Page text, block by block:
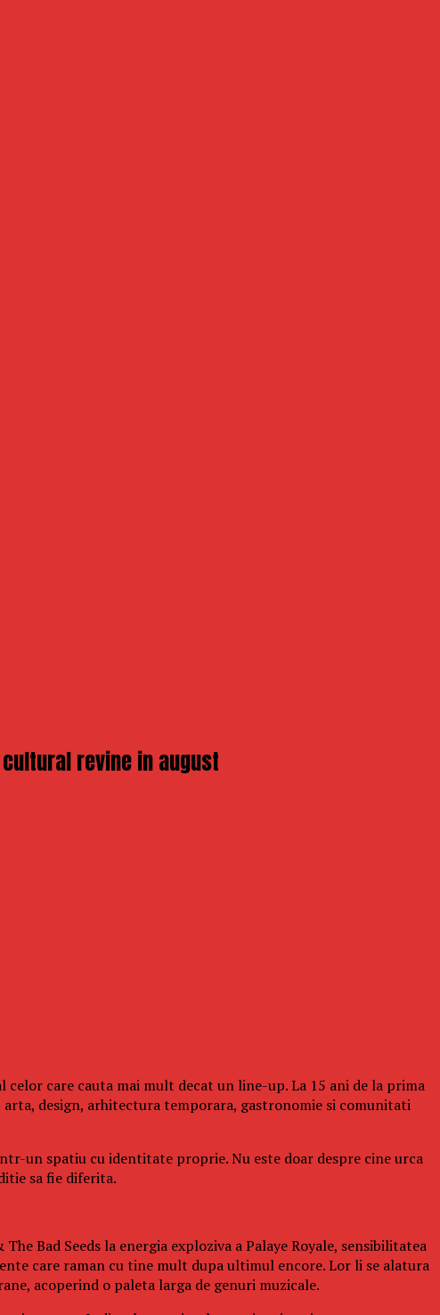
cultural revine in august
care cauta mai mult decat un line-up. La 15 ani de la prima
design, arhitectura temporara, gastronomie si comunitati
un spatiu cu identitate proprie. Nu este doar despre cine urca
sa fie diferita.
Bad Seeds la energia exploziva a Palaye Royale, sensibilitatea
care raman cu tine mult dupa ultimul encore. Lor li se alatura
acoperind o paleta larga de genuri muzicale.